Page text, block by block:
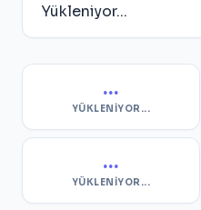
Yükleniyor...
...
YÜKLENIYOR...
...
YÜKLENIYOR...